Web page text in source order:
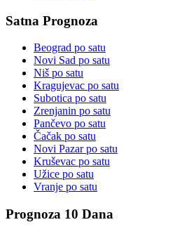
Satna Prognoza
Beograd po satu
Novi Sad po satu
Niš po satu
Kragujevac po satu
Subotica po satu
Zrenjanin po satu
Pančevo po satu
Čačak po satu
Novi Pazarpo satu
Kruševac po satu
Užice po satu
Vranje po satu
Prognoza 10 Dana